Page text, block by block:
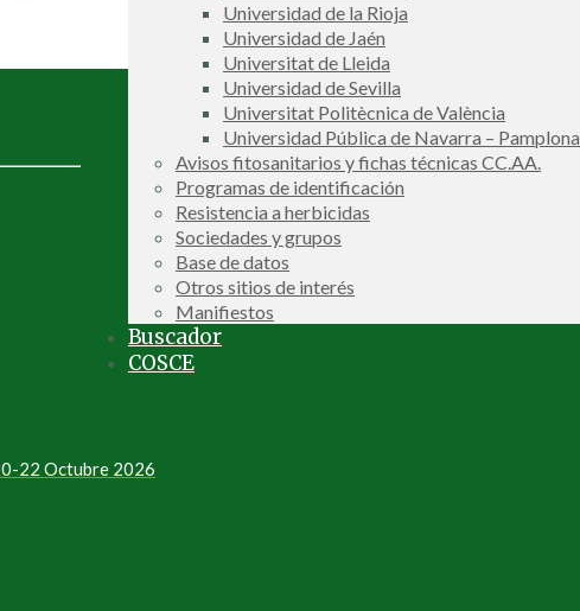
Universidad de la Rioja
Universidad de Jaén
Universitat de Lleida
Universidad de Sevilla
Universitat Politècnica de València
Universidad Pública de Navarra – Pamplona
Avisos fitosanitarios y fichas técnicas CC.AA.
Programas de identificación
Resistencia a herbicidas
Sociedades y grupos
Base de datos
Otros sitios de interés
Manifiestos
Buscador
COSCE
22 Octubre 2026